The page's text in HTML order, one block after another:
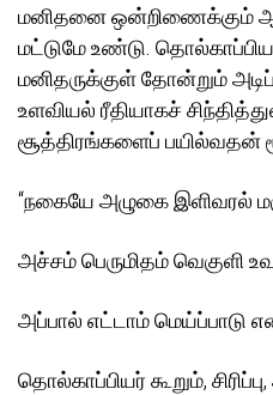
மனிதனை ஒன்றிணைக்கும்
மட்டுமே உண்டு.
மனிதருக்குள் தோன்றும்
உளவியல் ரீதியாகச்
சூத்திரங்களைப் பயில்வதன்
“நகையே அழுகை இளிவரல்
அச்சம் பெருமிதம் வெகுளி
அப்பால் எட்டாம் மெய்ப்பாடு
தொல்காப்பியர் கூறும்,